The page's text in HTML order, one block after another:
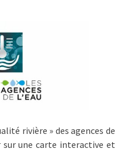
rivière » des agences de
sur une carte interactive et